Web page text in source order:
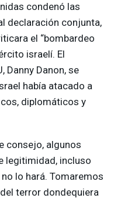
condenó las
declaración conjunta,
el “bombardeo
israelí. El
, Danny Danon, se
había atacado a
diplomáticos y
consejo, algunos
legitimidad, incluso
lo hará. Tomaremos
terror dondequiera